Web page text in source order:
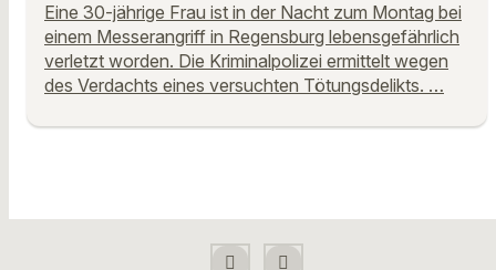
Eine 30-jährige Frau ist in der Nacht zum Montag bei
einem Messerangriff in Regensburg lebensgefährlich
verletzt worden. Die Kriminalpolizei ermittelt wegen
des Verdachts eines versuchten Tötungsdelikts. …